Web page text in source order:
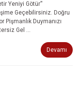
Yeniyi Götür''
Geçebilirsiniz. Doğru
Pişmanlık Duymanızı
Gel ...
Devamı